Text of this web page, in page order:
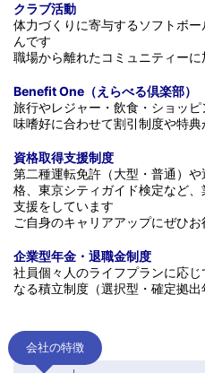
クラブ活動
体力づくりに寄与するソフトボ
んです
職場から離れたコミュニティー
Benefit One​ （えらべる倶楽部）
旅行やレジャー・飲食・ショッ
味嗜好に合わせて割引制度や特
資格取得支援制度
第二種運転免許（大型・普通）
格、東京シティガイド検定など
支援をしています
ご自身のキャリアアップにぜひ
企業型年金・退職金制度
社員個々人のライフプランに応
なる積立制度（選択型・確定拠
会社の特徴